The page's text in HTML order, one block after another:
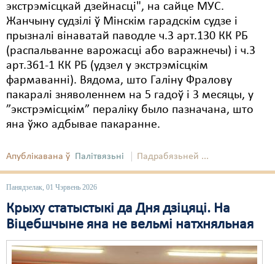
экстрэмісцкай дзейнасці", на сайце МУС.
Жанчыну судзілі ў Мінскім гарадскім судзе і
прызналі вінаватай паводле ч.3 арт.130 КК РБ
(распальванне варожасці або варажнечы) і ч.3
арт.361-1 КК РБ (удзел у экстрэмісцкім
фармаванні). Вядома, што Галіну Фралову
пакаралі зняволеннем на 5 гадоў і 3 месяцы, у
”экстрэмісцкім” пераліку было пазначана, што
яна ўжо адбывае пакаранне.
Апублікавана ў Палітвязьні Падрабязьней ...
Панядзелак, 01 Чэрвень 2026
Крыху статыстыкі да Дня дзіцяці. На
Віцебшчыне яна не вельмі натхняльная
Правы дзіцяці
Пэнітэнцыярная сыстэма
Распальваньне варожасьці
Рознае
Свабода слова
Суд
Сьмяротнае пакараньне
Экалёгія
Правы працоўных
Сацыяльныя правы